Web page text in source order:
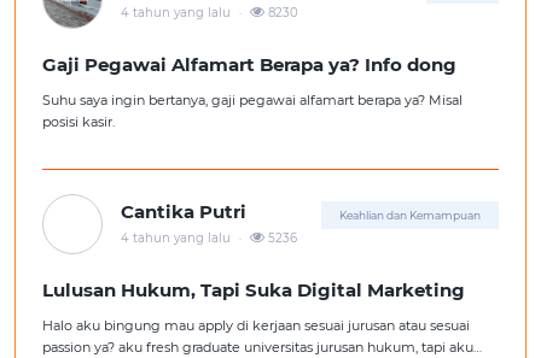
4 tahun yang lalu . 8230
Gaji Pegawai Alfamart Berapa ya? Info dong
Suhu saya ingin bertanya, gaji pegawai alfamart berapa ya? Misal
posisi kasir.
Cantika Putri Keahlian dan Kemampuan
4 tahun yang lalu . 5236
Lulusan Hukum, Tapi Suka Digital Marketing
Halo aku bingung mau apply di kerjaan sesuai jurusan atau sesuai
passion ya? aku fresh graduate universitas jurusan hukum, tapi aku